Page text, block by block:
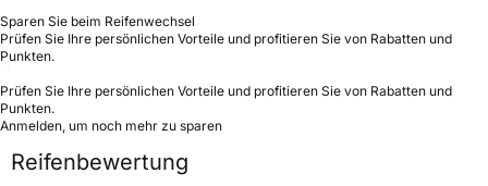
Sparen Sie beim Reifenwechsel
Prüfen Sie Ihre persönlichen Vorteile und profitieren Sie von Rabatten und
Punkten.
Prüfen Sie Ihre persönlichen Vorteile und profitieren Sie von Rabatten und
Punkten.
Anmelden, um noch mehr zu sparen
Reifenbewertung